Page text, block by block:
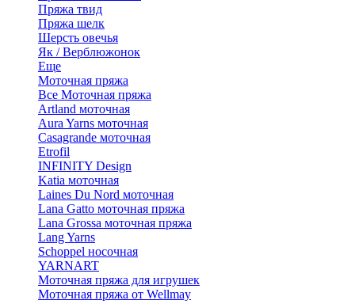
Пряжа твид
Пряжа шелк
Шерсть овечья
Як / Верблюжонок
Еще
Моточная пряжа
Все Моточная пряжа
Artland моточная
Aura Yarns моточная
Casagrande моточная
Etrofil
INFINITY Design
Katia моточная
Laines Du Nord моточная
Lana Gatto моточная пряжа
Lana Grossa моточная пряжа
Lang Yarns
Schoppel носочная
YARNART
Моточная пряжа для игрушек
Моточная пряжа от Wellmay